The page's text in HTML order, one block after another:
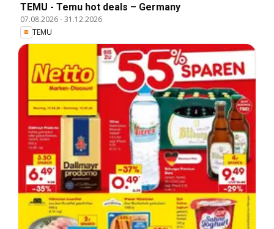
TEMU - Temu hot deals – Germany
07.08.2026-31.12.2026
TEMU